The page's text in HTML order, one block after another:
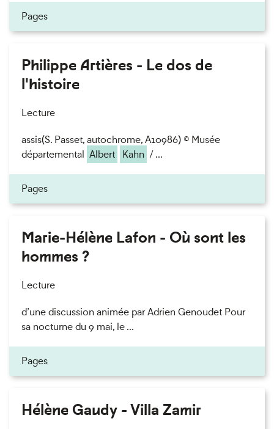
Pages
Philippe Artières - Le dos de
l'histoire
Lecture
assis(S. Passet, autochrome, A10986) © Musée
départemental Albert Kahn / ...
Pages
Marie-Hélène Lafon - Où sont les
hommes ?
Lecture
d’une discussion animée par Adrien Genoudet Pour
sa nocturne du 9 mai, le ...
Pages
Hélène Gaudy - Villa Zamir